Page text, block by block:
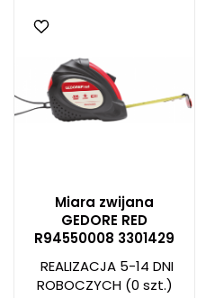
Miara zwijana
GEDORE RED
R94550008 3301429
REALIZACJA 5-14 DNI
ROBOCZYCH(0 szt.)